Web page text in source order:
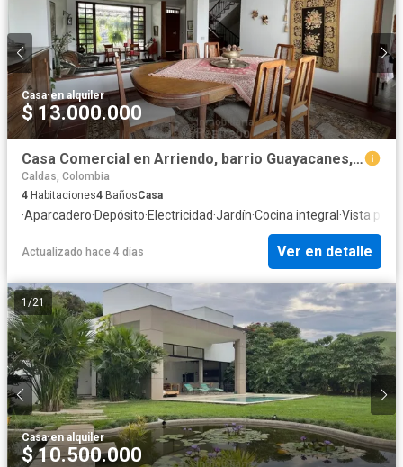
Casa·en alquiler
$ 13.000.000
Casa Comercial en Arriendo, barrio Guayacanes, Manizales
Caldas, Colombia
4 Habitaciones4 BañosCasa
·Aparcadero·Depósito·Electricidad·Jardín·Cocina integral ·Vista
Actualizado hace 4 días Ver en detalle
1 /21
Casa·en alquiler
$ 10.500.000